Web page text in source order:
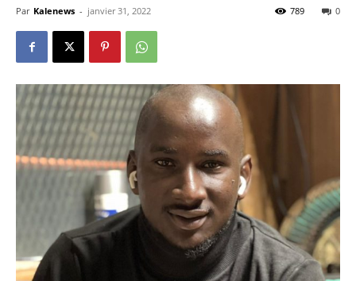
Par Kalenews - janvier 31, 2022 0
789